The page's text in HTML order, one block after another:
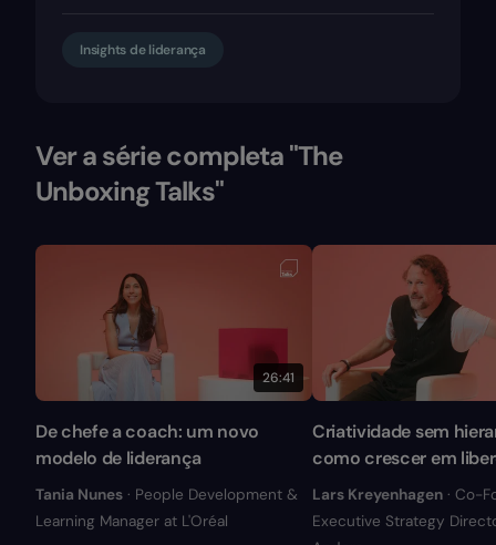
Insights de liderança
Ver a série completa "The
Unboxing Talks"
26:41
De chefe a coach: um novo
modelo de liderança
Tania Nunes · People Development &
Learning Manager at L'Oréal
Criatividade sem
como crescer em
Lars Kreyenhagen · Co-
Executive Strategy